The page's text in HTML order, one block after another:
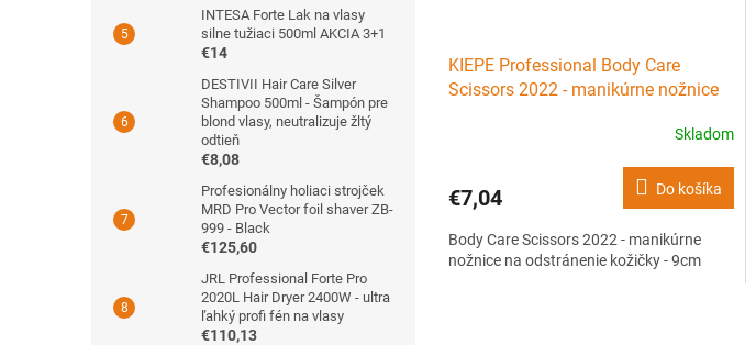
INTESA Forte Lak na vlasy
silne tužiaci 500ml AKCIA 3+1
€14
DESTIVII Hair Care Silver
Shampoo 500ml - Šampón pre
blond vlasy, neutralizuje žltý
odtieň
€8,08
Profesionálny holiaci strojček
MRD Pro Vector foil shaver ZB-
999 - Black
€125,60
JRL Professional Forte Pro
2020L Hair Dryer 2400W - ultra
ľahký profi fén na vlasy
€110,13
KIEPE Professional Body Care
Scissors 2022 - manikúrne nožnice
Skladom
€7,04 Do košíka
Body Care Scissors 2022 - manikúrne
nožnice na odstránenie kožičky - 9cm